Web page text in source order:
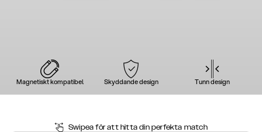
Magnetiskt kompatibel Skyddande design Tunn design
Swipea för att hitta din perfekta match